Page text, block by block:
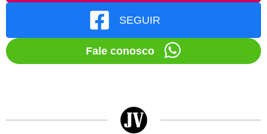
SEGUIR
Fale conosco